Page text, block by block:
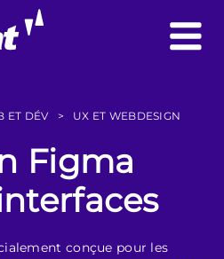
ET DÉV > UX ET WEBDESIGN
Figma
conçue pour les